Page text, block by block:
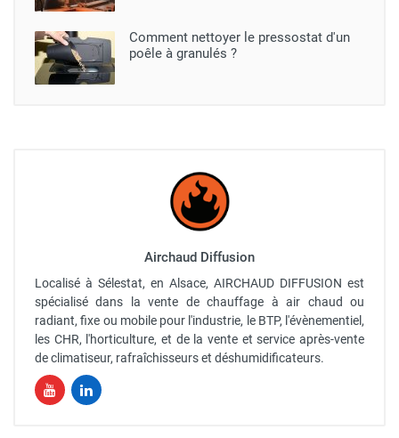
Comment nettoyer le pressostat d'un
poêle à granulés ?
Airchaud Diffusion
Localisé à Sélestat, en Alsace, AIRCHAUD DIFFUSION est
spécialisé dans la vente de chauffage à air chaud ou
radiant, fixe ou mobile pour l'industrie, le BTP, l'évènementiel,
les CHR, l'horticulture, et de la vente et service après-vente
de climatiseur, rafraîchisseurs et déshumidificateurs.